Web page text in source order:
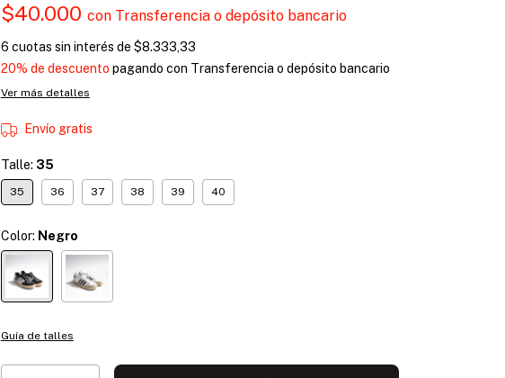
$40.000 con Transferencia o depósito bancario
6 cuotas sin interés de $8.333,33
20% de descuento pagando con Transferencia o depósito bancario
Ver más detalles
Envío gratis
Talle: 35
35 36 37 38 39 40
Color: Negro
Guía de talles